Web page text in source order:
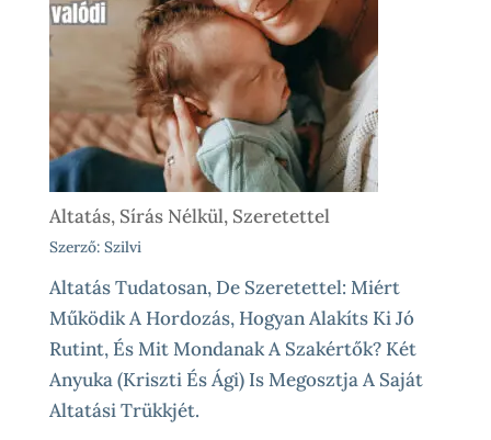
Altatás, Sírás Nélkül, Szeretettel
Szerző: Szilvi
Altatás Tudatosan, De Szeretettel: Miért
Működik A Hordozás, Hogyan Alakíts Ki Jó
Rutint, És Mit Mondanak A Szakértők? Két
Anyuka (Kriszti És Ági) Is Megosztja A Saját
Altatási Trükkjét.